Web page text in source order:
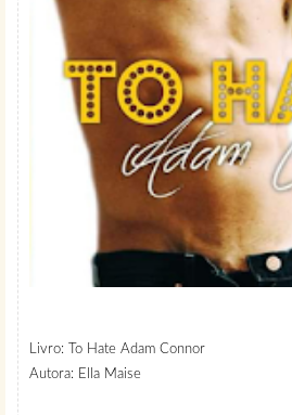
Livro: To Hate Adam Connor
Autora: Ella Maise